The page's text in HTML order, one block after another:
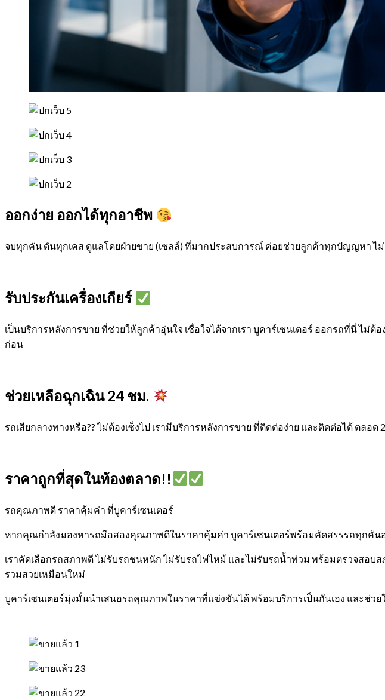
ออกง่าย ออกได้ทุกอาชีพ
จบทุกคัน ดันทุกเคส ดูแลโดยฝ่ายขาย (เซลล์) ที่มากประสบการณ์ ค่อยช่วยลูกค้าทุกปัญญหา ไม่
รับประกันเครื่องเกียร์
เป็นบริการหลังการขาย ที่ช่วยให้ลูกค้าอุ่นใจ เชื่อใจได้จากเรา บูคาร์เซนเตอร์ ออกรถที่นี่ ไม่ต้
ก่อน
ช่วยเหลือฉุกเฉิน 24 ชม.
รถเสียกลางทางหรือ?? ไม่ต้องเซ็งไป เรามีบริการหลังการขาย ที่ติดต่อง่าย และติดต่อได้ ตลอ
ราคาถูกที่สุดในท้องตลาด!!
รถคุณภาพดี ราคาคุ้มค่า ที่บูคาร์เซนเตอร์
หากคุณกำลังมองหารถมือสองคุณภาพดีในราคาคุ้มค่า บูคาร์เซนเตอร์พร้อมคัดสรรรถทุกคัน
เราคัดเลือกรถสภาพดี ไม่รับรถชนหนัก ไม่รับรถไฟไหม้ และไม่รับรถน้ำท่วม พร้อมตรวจสอ
รวมสวยเหมือนใหม่
บูคาร์เซนเตอร์มุ่งมั่นนำเสนอรถคุณภาพในราคาที่แข่งขันได้ พร้อมบริการเป็นกันเอง และช่